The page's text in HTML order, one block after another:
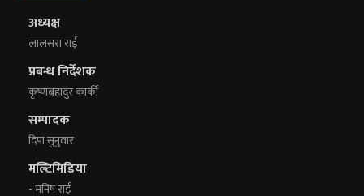
अध्यक्ष
लालसरा राई
प्रबन्ध निर्देशक
कृष्णबहादुर कार्की
सम्पादक
दिपा सुनुवार
मल्टिमिडिया
- मनिष राई